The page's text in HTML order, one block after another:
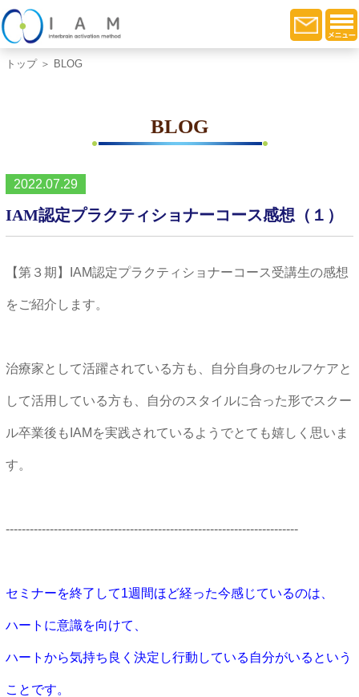
トップ＞ BLOG
BLOG
2022.07.29
IAM認定プラクティショナーコース感想（１）
【第３期】IAM認定プラクティショナーコース受講生の感想
をご紹介します。
治療家として活躍されている方も、自分自身のセルフケアと
して活用している方も、自分のスタイルに合った形でスクー
ル卒業後もIAMを実践されているようでとても嬉しく思いま
す。
-------------------------------------------------------------------------
セミナーを終了して1週間ほど経った今感じているのは、
ハートに意識を向けて、
ハートから気持ち良く決定し行動している自分がいるという
ことです。